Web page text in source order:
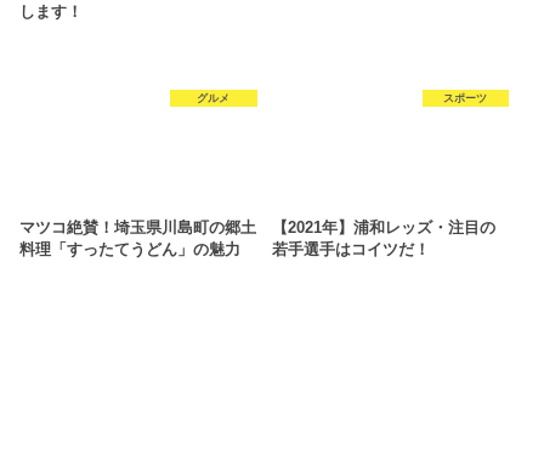
します！
グルメ
マツコ絶賛！埼玉県川島町の郷土
料理「すったてうどん」の魅力
スポーツ
【2021年】浦和レッズ・注目の
若手選手はコイツだ！